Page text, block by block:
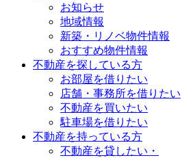
お知らせ
地域情報
新築・リノベ物件情報
おすすめ物件情報
不動産を探している方
お部屋を借りたい
店舗・事務所を借りたい
不動産を買いたい
駐車場を借りたい
不動産を持っている方
不動産を貸したい・